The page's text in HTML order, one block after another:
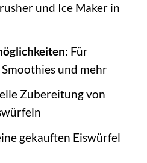
und Ice Maker in
Für
und mehr
Zubereitung von
gekauften Eiswürfel